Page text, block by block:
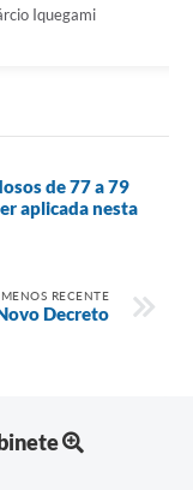
de 77 a 79
aplicada nesta
RECENTE
Decreto